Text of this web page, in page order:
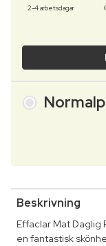
2-4 arbetsdagar
Beskrivning
Effaclar Mat Daglig
en fantastisk